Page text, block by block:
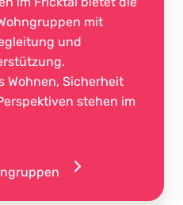
mit
und
Wohnen, Sicherheit
stehen im